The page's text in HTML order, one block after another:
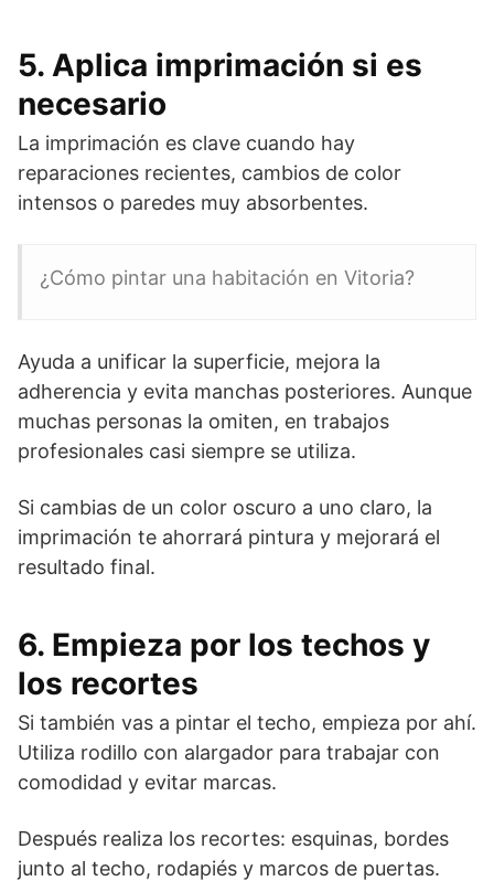
5. Aplica imprimación si es
necesario
La imprimación es clave cuando hay
reparaciones recientes, cambios de color
intensos o paredes muy absorbentes.
¿Cómo pintar una habitación en Vitoria?
Ayuda a unificar la superficie, mejora la
adherencia y evita manchas posteriores. Aunque
muchas personas la omiten, en trabajos
profesionales casi siempre se utiliza.
Si cambias de un color oscuro a uno claro, la
imprimación te ahorrará pintura y mejorará el
resultado final.
6. Empieza por los techos y
los recortes
Si también vas a pintar el techo, empieza por ahí.
Utiliza rodillo con alargador para trabajar con
comodidad y evitar marcas.
Después realiza los recortes: esquinas, bordes
junto al techo, rodapiés y marcos de puertas.